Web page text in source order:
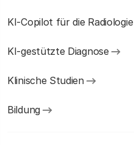
KI-Copilot für die Radiologie
KI-gestützte Diagnose
Klinische Studien
Bildung